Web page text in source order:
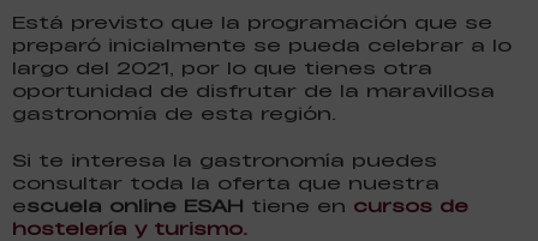
Está previsto que la programación que se
preparó inicialmente se pueda celebrar a lo
largo del 2021, por lo que tienes otra
oportunidad de disfrutar de la maravillosa
gastronomía de esta región.
Si te interesa la gastronomía puedes
consultar toda la oferta que nuestra
escuela online ESAH tiene en cursos de
hostelería y turismo.